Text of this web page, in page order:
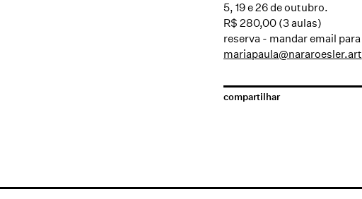
5, 19 e 26 de outubro.
R$ 280,00 (3 aulas)
reserva - mandar email para
mariapaula@nararoesler.art
compartilhar